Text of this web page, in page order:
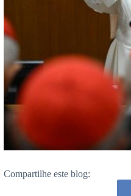
Compartilhe este blog: